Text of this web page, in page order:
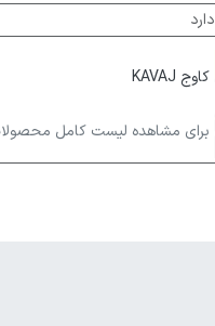
دارد
کاوج KAVAJ
برای مشاهده لیست کامل